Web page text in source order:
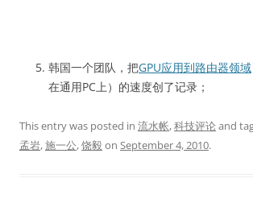
韩国一个团队，把GPU应用到路由器领域
在通用PC上）的速度创了记录；
This entry was posted in 流水帐,科技评论and
孟岩,施一公,饶毅on September 4, 2010.